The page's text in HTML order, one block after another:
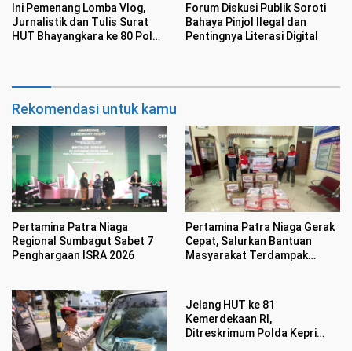
Ini Pemenang Lomba Vlog,
Jurnalistik dan Tulis Surat
HUT Bhayangkara ke 80 Polda
Forum Diskusi Publik Soroti
Bahaya Pinjol Ilegal dan
Pentingnya Literasi Digital
Rekomendasi untuk kamu
Pertamina Patra Niaga
Regional Sumbagut Sabet 7
Penghargaan ISRA 2026
Pertamina Patra Niaga Gerak
Cepat, Salurkan Bantuan
Masyarakat Terdampak
Jelang HUT ke 81
Kemerdekaan RI,
Ditreskrimum Polda Kepri